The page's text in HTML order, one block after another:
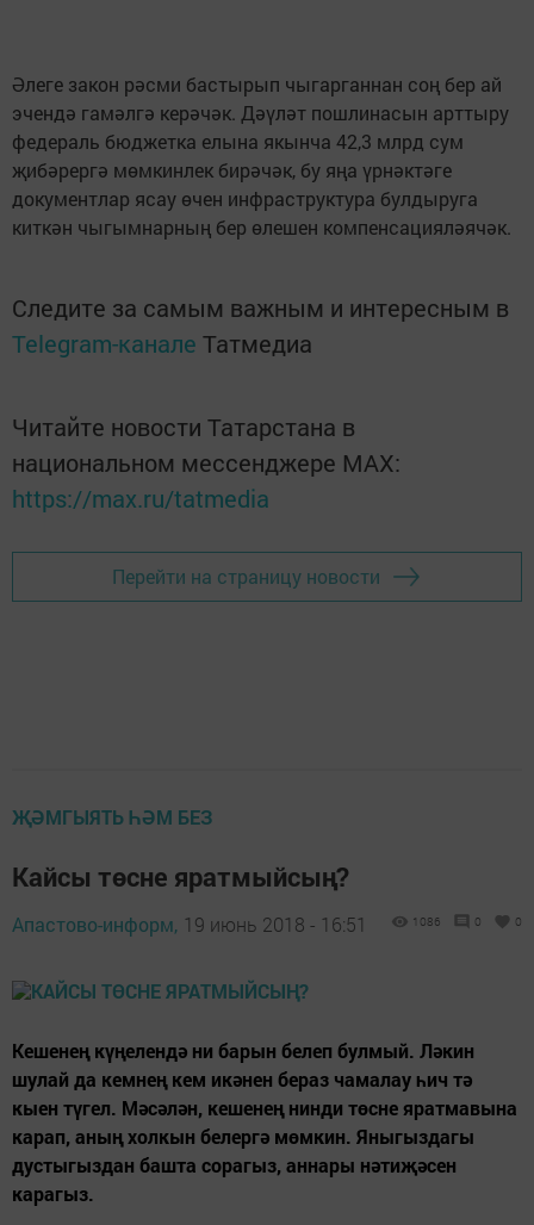
Әлеге закон рәсми бастырып чыгарганнан соң бер ай
эчендә гамәлгә керәчәк. Дәүләт пошлинасын арттыру
федераль бюджетка елына якынча 42,3 млрд сум
җибәрергә мөмкинлек бирәчәк, бу яңа үрнәктәге
документлар ясау өчен инфраструктура булдыруга
киткән чыгымнарның бер өлешен компенсацияләячәк.
Следите за самым важным и интересным в
Telegram-канале Татмедиа
Читайте новости Татарстана в
национальном мессенджере MАХ:
https://max.ru/tatmedia
Перейти на страницу новости
ҖӘМГЫЯТЬ ҺӘМ БЕЗ
Кайсы төсне яратмыйсың?
Апастово-информ, 19 июнь 2018 - 16:51 1086 0 0
Кешенең күңелендә ни барын белеп булмый. Ләкин
шулай да кемнең кем икәнен бераз чамалау һич тә
кыен түгел. Мәсәлән, кешенең нинди төсне яратмавына
карап, аның холкын белергә мөмкин. Яныгыздагы
дустыгыздан башта сорагыз, аннары нәтиҗәсен
карагыз.